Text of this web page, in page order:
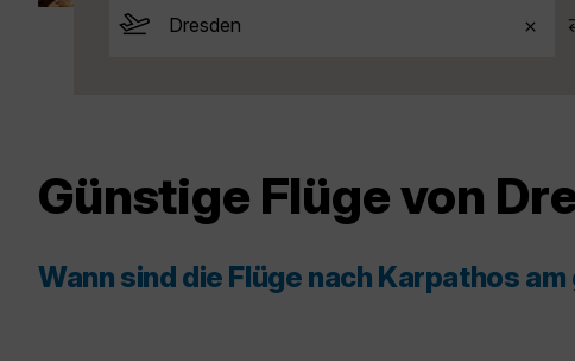
Günstige Flüge von
Wann sind die Flüge nach Karpathos